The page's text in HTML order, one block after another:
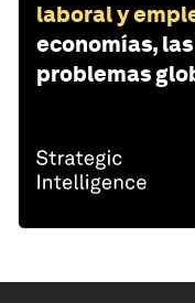
laboral y
economías,
problemas